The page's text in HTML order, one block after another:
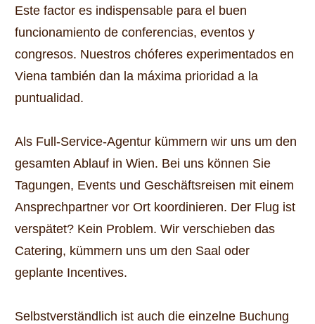
Este factor es indispensable para el buen
funcionamiento de conferencias, eventos y
congresos. Nuestros chóferes experimentados en
Viena también dan la máxima prioridad a la
puntualidad.
Als Full-Service-Agentur kümmern wir uns um den
gesamten Ablauf in Wien. Bei uns können Sie
Tagungen, Events und Geschäftsreisen mit einem
Ansprechpartner vor Ort koordinieren. Der Flug ist
verspätet? Kein Problem. Wir verschieben das
Catering, kümmern uns um den Saal oder
geplante Incentives.
Selbstverständlich ist auch die einzelne Buchung